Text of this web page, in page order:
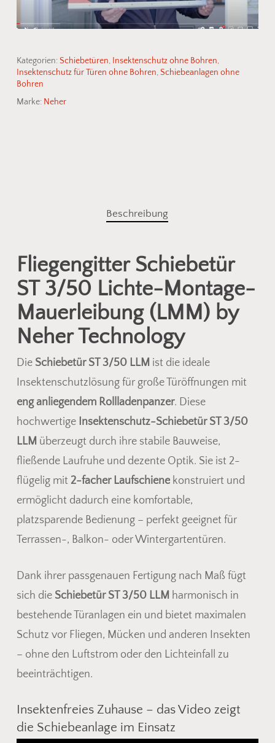
Kategorien:Schiebetüren, Insektenschutz ohne Bohren,
Insektenschutz für Türen ohne Bohren,Schiebeanlagen ohne
Bohren
Marke: Neher
Beschreibung
Fliegengitter Schiebetür
ST 3/50 Lichte-Montage-
Mauerleibung (LMM) by
Neher Technology
Die Schiebetür ST 3/50 LLM ist die ideale
Insektenschutzlösung für große Türöffnungen mit
eng anliegendem Rollladenpanzer. Diese
hochwertige Insektenschutz-Schiebetür ST 3/50
LLM überzeugt durch ihre stabile Bauweise,
fließende Laufruhe und dezente Optik. Sie ist 2-
flügelig mit 2-facher Laufschienekonstruiert und
ermöglicht dadurch eine komfortable,
platzsparende Bedienung – perfekt geeignet für
Terrassen-, Balkon- oder Wintergartentüren.
Dank ihrer passgenauen Fertigung nach Maß fügt
sich die Schiebetür ST 3/50 LLM harmonisch in
bestehende Türanlagen ein und bietet maximalen
Schutz vor Fliegen, Mücken und anderen Insekten
– ohne den Luftstrom oder den Lichteinfall zu
beeinträchtigen.
Insektenfreies Zuhause – das Video zeigt
die Schiebeanlage im Einsatz